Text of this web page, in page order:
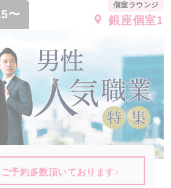
〜
個室ラウンジ
銀座個室1
ご予約多数頂いております♪